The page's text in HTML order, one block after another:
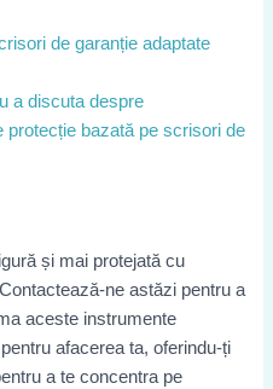
de garanție adaptate
a discuta despre
protecție bazată pe scrisori de
și mai protejată cu
ne astăzi pentru a
aceste instrumente
afacerea ta, oferindu-ți
a te concentra pe